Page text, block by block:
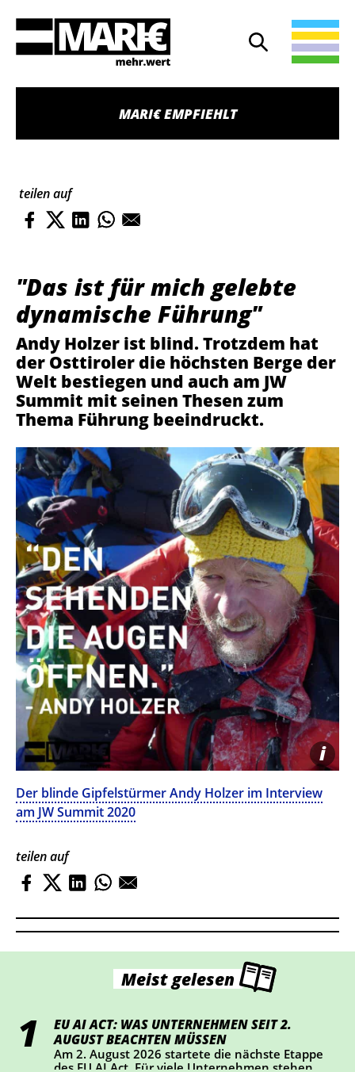
Suche öffnen
Suche
MARI€ EMPFIEHLT
teilen auf
"Das ist für mich gelebte
dynamische Führung"
Andy Holzer ist blind. Trotzdem hat
der Osttiroler die höchsten Berge der
Welt bestiegen und auch am JW
Summit mit seinen Thesen zum
Thema Führung beeindruckt.
i
Der blinde Gipfelstürmer Andy Holzer im Interview
am JW Summit 2020
teilen auf
Meist gelesen
EU AI ACT: WAS UNTERNEHMEN SEIT 2.
AUGUST BEACHTEN MÜSSEN
Am 2. August 2026 startete die nächste Etappe
des EU AI Act. Für viele Unternehmen stehen